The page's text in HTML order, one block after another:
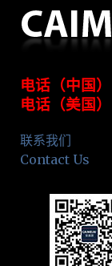
电话（中国）
电话（美国）
联系我们
Contact Us